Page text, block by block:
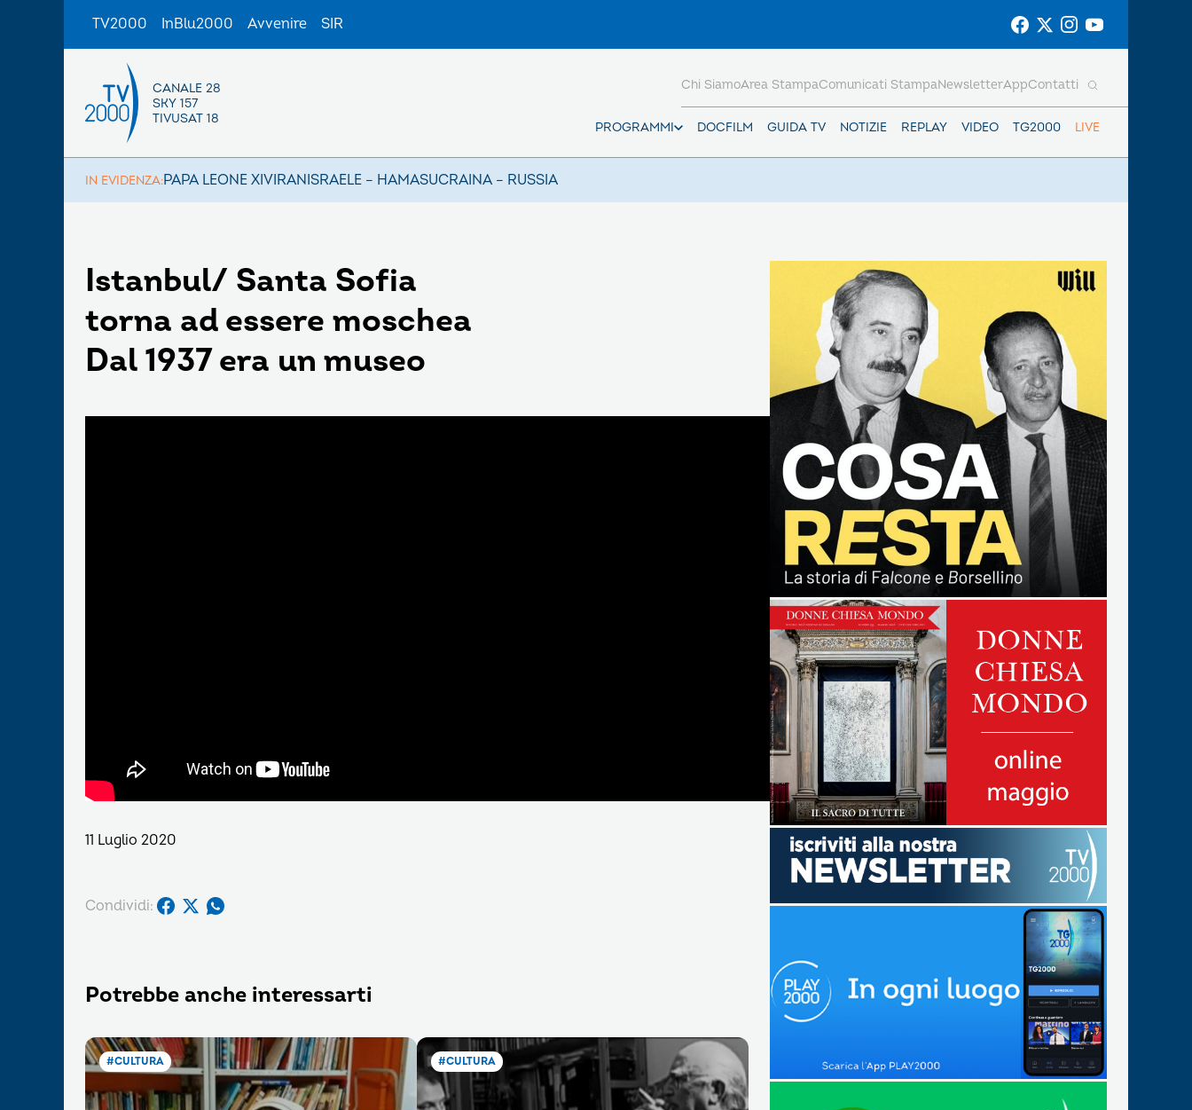
TV2000 InBlu2000 Avvenire SIR
CANALE 28
SKY 157
TIVUSAT 18
PROGRAMMI DOCFILM GUIDA TV NOTIZIE REPLAY VIDEO TG2000 LIVE
Chi SiamoArea StampaComunicati StampaNewsletterAppContatti
IN EVIDENZA:PAPA LEONE XIVIRANISRAELE – HAMASUCRAINA – RUSSIA
Istanbul/ Santa Sofia
torna ad essere moschea
Dal 1937 era un museo
11 Luglio 2020
Condividi:
Potrebbe anche interessarti
#CULTURA #CULTURA